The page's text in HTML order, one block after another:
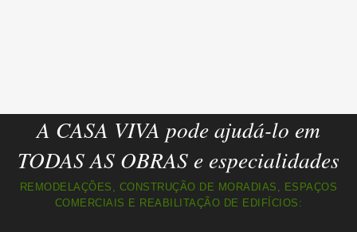
A CASA VIVA pode ajudá-lo em
TODAS AS OBRAS e especialidades
REMODELAÇÕES, CONSTRUÇÃO DE MORADIAS, ESPAÇOS
COMERCIAIS E REABILITAÇÃO DE EDIFÍCIOS: